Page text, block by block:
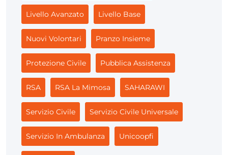
Livello Avanzato Livello Base
Nuovi Volontari Pranzo Insieme
Protezione Civile Pubblica Assistenza
RSA RSA La Mimosa SAHARAWI
Servizio Civile Servizio Civile Universale
Servizio In Ambulanza Unicoopfi